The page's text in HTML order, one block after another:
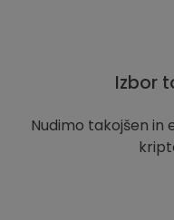
Izbor
Nudimo takojšen in